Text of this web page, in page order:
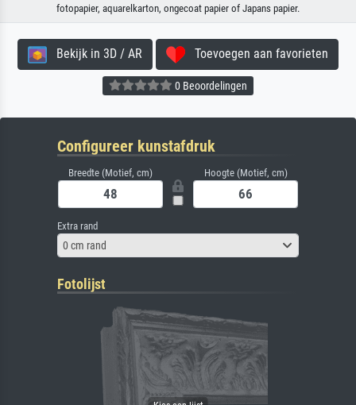
fotopapier, aquarelkarton, ongecoat papier of Japans papier.
Bekijk in 3D / AR Toevoegen aan favorieten
0 Beoordelingen
Configureer kunstafdruk
Breedte (Motief, cm) Hoogte (Motief, cm)
Extra rand
0 cm rand
Fotolijst